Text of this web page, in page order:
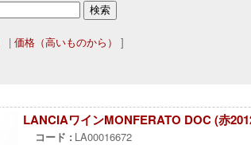
| 価格（高いものから）
]
LANCIAワインMONFERATO DOC (赤
コード : LA00016672